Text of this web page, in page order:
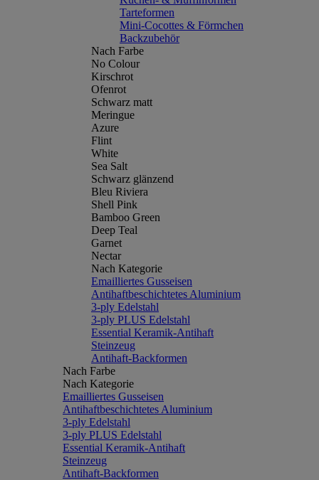
Tarteformen
Mini-Cocottes & Förmchen
Backzubehör
Nach Farbe
No Colour
Kirschrot
Ofenrot
Schwarz matt
Meringue
Azure
Flint
White
Sea Salt
Schwarz glänzend
Bleu Riviera
Shell Pink
Bamboo Green
Deep Teal
Garnet
Nectar
Nach Kategorie
Emailliertes Gusseisen
Antihaftbeschichtetes Aluminium
3-ply Edelstahl
3-ply PLUS Edelstahl
Essential Keramik-Antihaft
Steinzeug
Antihaft-Backformen
Nach Farbe
Nach Kategorie
Emailliertes Gusseisen
Antihaftbeschichtetes Aluminium
3-ply Edelstahl
3-ply PLUS Edelstahl
Essential Keramik-Antihaft
Steinzeug
Antihaft-Backformen